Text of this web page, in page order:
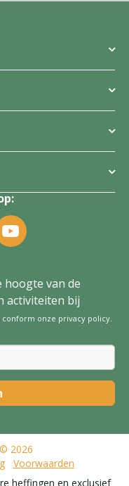
hoogte van de
activiteiten bij
conform onze privacy policy.
© 2026
Voorwaarden
heffingen en exclusief